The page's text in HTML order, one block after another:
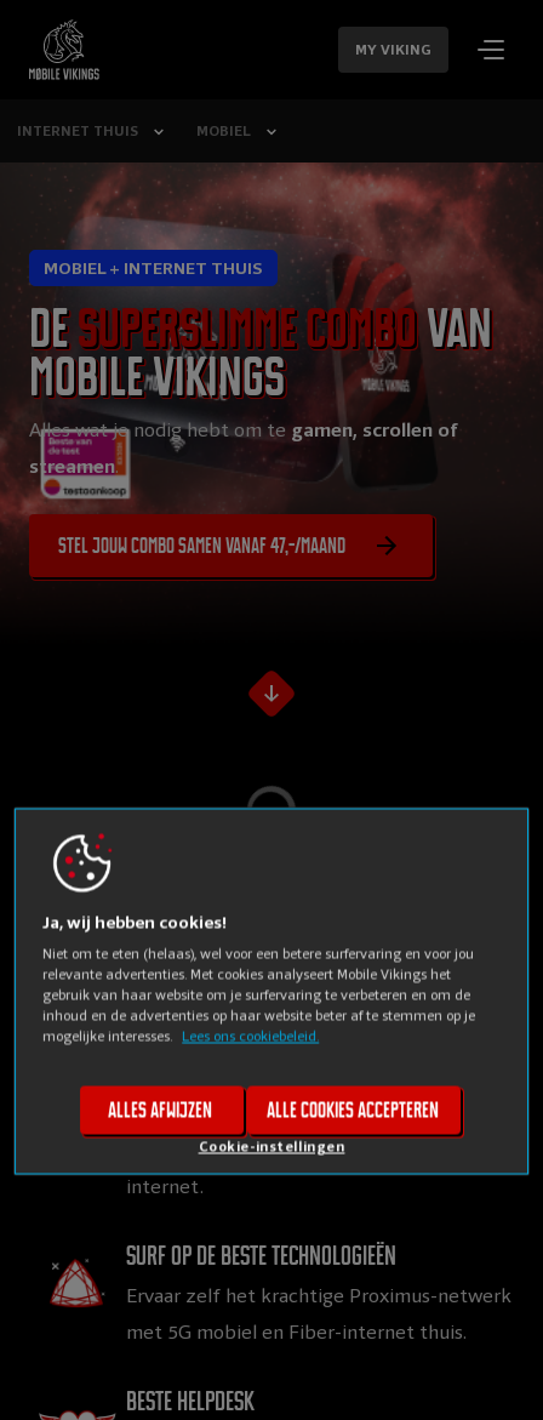
SLA
NAVIGATIE
OVER
MY VIKING
INTERNET THUIS MOBIEL
MOBIEL + INTERNET THUIS
Desuperslimme combovan
Mobile Vikings
Alles wat je nodig hebt om te gamen, scrollen of
streamen.
Stel jouw combo samen vanaf 47,-/maand
Mobile Vikings
uitgelicht
Gegarandeerd topkwaliteit aan
vlijmscherpe prijzen, voor mobiel en thuis
internet.
Surf op de beste technologieën
Ervaar zelf het krachtige Proximus-netwerk
met 5G mobiel en Fiber-internet thuis.
Beste helpdesk
Ja, wij hebben cookies!
Niet om te eten (helaas), wel voor een betere surfervaring en voor jou
relevante advertenties. Met cookies analyseert Mobile Vikings het
gebruik van haar website om je surfervaring te verbeteren en om de
inhoud en de advertenties op haar website beter af te stemmen op je
mogelijke interesses.
Lees ons cookiebeleid.
Cookie-instellingen
Alles afwijzen Alle cookies accepteren